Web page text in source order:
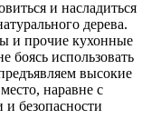
и насладиться
дерева.
и прочие кухонные
боясь использовать
высокие
наравне с
безопасности